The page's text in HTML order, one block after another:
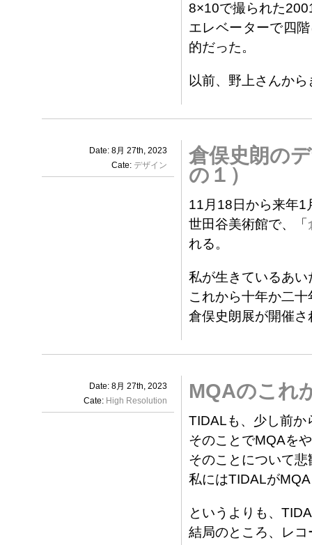
8×10で撮られた
エレベーターで四
的だった。
以前、野上さんか
Date: 8月 27th, 2023
Cate: デザイン
倉俣史朗の
の１）
11月18日から来年1
世田谷美術館で、「
れる。
私が生きているあい
これから十年か二
倉俣史朗展が開催
Date: 8月 27th, 2023
Cate: High Resolution MQAのこれ
TIDALも、少し前か
そのことでMQAを
そのことについて
私にはTIDALが
というよりも、
結局のところ、レ